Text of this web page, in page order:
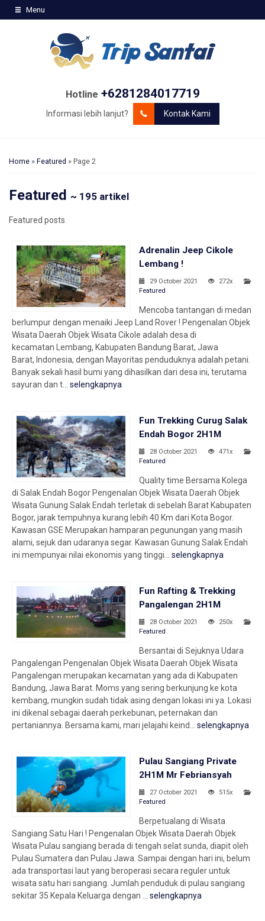
Menu
Hotline +6281284017719
Informasi lebih lanjut? Kontak Kami
Home » Featured » Page 2
Featured ~ 195 artikel
Featured posts
Adrenalin Jeep Cikole
Lembang !
29 October 2021
272x
Featured
Mencoba tantangan di medan
berlumpur dengan menaiki Jeep Land Rover ! Pengenalan Objek
Wisata Daerah Objek Wisata Cikole adalah desa di
kecamatan Lembang, Kabupaten Bandung Barat, Jawa
Barat, Indonesia, dengan Mayoritas penduduknya adalah petani.
Banyak sekali hasil bumi yang dihasilkan dari desa ini, terutama
sayuran dan t... selengkapnya
Fun Trekking Curug Salak
Endah Bogor 2H1M
28 October 2021
471x
Featured
Quality time Bersama Kolega
di Salak Endah Bogor Pengenalan Objek Wisata Daerah Objek
Wisata Gunung Salak Endah terletak di sebelah Barat Kabupaten
Bogor, jarak tempuhnya kurang lebih 40 Km dari Kota Bogor.
Kawasan GSE Merupakan hamparan pegunungan yang masih
alami, sejuk dan udaranya segar. Kawasan Gunung Salak Endah
ini mempunyai nilai ekonomis yang tinggi... selengkapnya
Fun Rafting & Trekking
Pangalengan 2H1M
28 October 2021
250x
Featured
Bersantai di Sejuknya Udara
Pangalengan Pengenalan Objek Wisata Daerah Objek Wisata
Pangalengan merupakan kecamatan yang ada di Kabupaten
Bandung, Jawa Barat. Moms yang sering berkunjung ke kota
kembang, mungkin sudah tidak asing dengan lokasi ini ya. Lokasi
ini dikenal sebagai daerah perkebunan, peternakan dan
pertaniannya. Bersama kami, mari jelajahi keind... selengkapnya
Pulau Sangiang Private
2H1M Mr Febriansyah
27 October 2021
515x
Featured
Berpetualang di Wisata
Sangiang Satu Hari ! Pengenalan Objek Wisata Daerah Objek
Wisata Pulau sangiang berada di tengah selat sunda, diapit oleh
Pulau Sumatera dan Pulau Jawa. Sampai dengan hari ini, belum
ada transportasi laut yang beroperasi secara reguler untuk
wisata satu hari sangiang. Jumlah penduduk di pulau sangiang
sekitar 35 Kepala Keluarga dengan ... selengkapnya